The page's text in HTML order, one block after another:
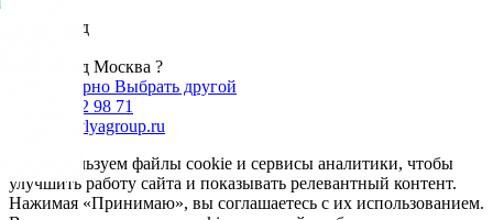
Ваш город
Ваш город Москва ?
Да, все верно Выбрать другой
+7 985 002 98 71
info@krovlyagroup.ru
Мы используем файлы cookie и сервисы аналитики, чтобы
улучшить работу сайта и показывать релевантный контент.
Нажимая «Принимаю», вы соглашаетесь с их использованием.